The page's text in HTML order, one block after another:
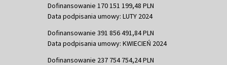
Dofinansowanie 170 151 199,48 PLN
Data podpisania umowy: LUTY 2024
Dofinansowanie 391 856 491,84 PLN
Data podpisania umowy: KWIECIEŃ 2024
Dofinansowanie 237 754 754,24 PLN